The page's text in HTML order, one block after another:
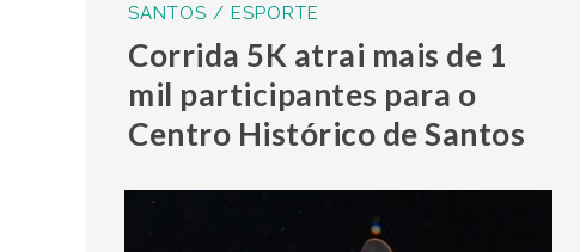
SANTOS / ESPORTE
Corrida 5K atrai mais de 1
mil participantes para o
Centro Histórico de Santos